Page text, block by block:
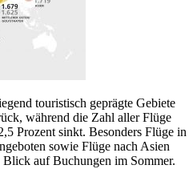
touristisch geprägte Gebiete
während die Zahl aller Flüge
Prozent sinkt. Besonders Flüge in
sowie Flüge nach Asien
auf Buchungen im Sommer.